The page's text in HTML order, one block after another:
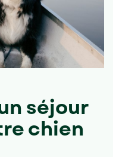
séjour
chien